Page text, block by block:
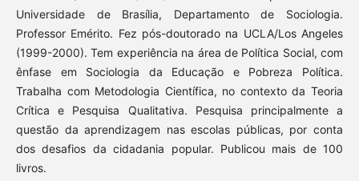
Universidade de Brasília, Departamento de Sociologia.
Professor Emérito. Fez pós-doutorado na UCLA/Los Angeles
(1999-2000). Tem experiência na área de Política Social, com
ênfase em Sociologia da Educação e Pobreza Política.
Trabalha com Metodologia Científica, no contexto da Teoria
Crítica e Pesquisa Qualitativa. Pesquisa principalmente a
questão da aprendizagem nas escolas públicas, por conta
dos desafios da cidadania popular. Publicou mais de 100
livros.